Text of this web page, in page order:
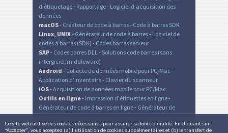
Ce site web utilise des cookies nécessaires pour assurer sa fonctionnalité. En cliquant sur
“Accepter”, vous acceptez (a) l'utilisation de cookies supplémentaires et (b) le transfert de
d'étiquetage- Rapportage- Logiciel d'acquisition des
données
macOS- Créateur de code à barres- Code à barres SDK
Linux, UNIX- Générateur de code à barres- Logiciel de
codes à barres (SDK) - Codes barres serveur
SAP- Codes barres DLL- Solutions code barres (sans
intergiciel/middleware)
Android - Collecte de données mobile pour PC/Mac -
Application d'inventaire- Clavier du scanneur
iOS-Acquisition de données mobile pour PC/Mac
Outils en ligne- Impression d'étiquettes en ligne-
Générateur de code á barres en ligne- Générateur de
codes QR